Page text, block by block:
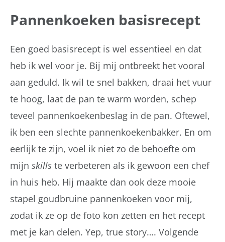
Pannenkoeken basisrecept
Een goed basisrecept is wel essentieel en dat
heb ik wel voor je. Bij mij ontbreekt het vooral
aan geduld. Ik wil te snel bakken, draai het vuur
te hoog, laat de pan te warm worden, schep
teveel pannenkoekenbeslag in de pan. Oftewel,
ik ben een slechte pannenkoekenbakker. En om
eerlijk te zijn, voel ik niet zo de behoefte om
mijn skills te verbeteren als ik gewoon een chef
in huis heb. Hij maakte dan ook deze mooie
stapel goudbruine pannenkoeken voor mij,
zodat ik ze op de foto kon zetten en het recept
met je kan delen. Yep, true story…. Volgende